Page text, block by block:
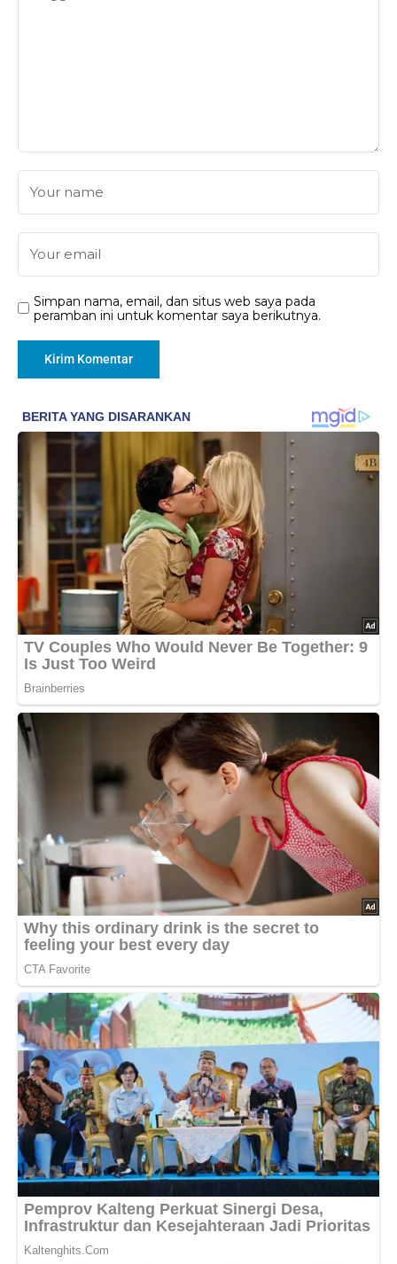
Simpan nama, email, dan situs web saya pada
peramban ini untuk komentar saya berikutnya.